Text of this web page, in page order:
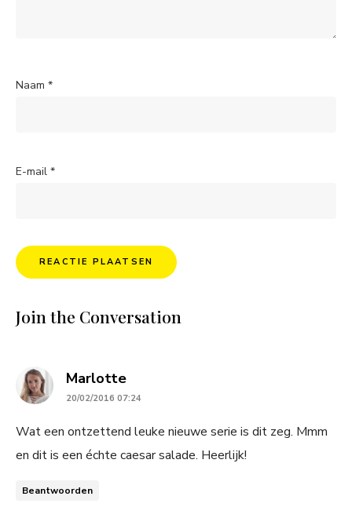
Naam *
E-mail *
Join the Conversation
Marlottesays:
20/02/2016 07:24
Wat een ontzettend leuke nieuwe serie is dit zeg. Mmm
en dit is een échte caesar salade. Heerlijk!
Beantwoorden